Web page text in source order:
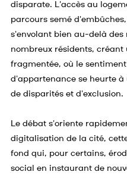
disparate. L'accès au
parcours semé
s'envolant bien au-delà des
nombreux résidents, créant
fragmentée, où le sentiment
d'appartenance se heurte à
de disparités et d'exclusion.
Le débat s'oriente
digitalisation de la cité,
fond qui, pour certains,
social en instaurant de